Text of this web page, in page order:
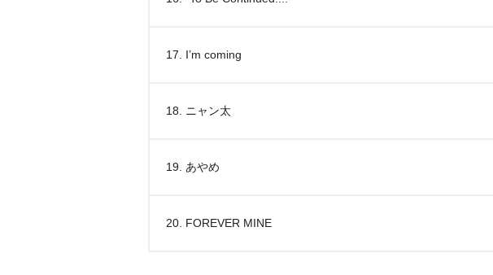
17. I’m coming
18. ニャン太
19. あやめ
20. FOREVER MINE